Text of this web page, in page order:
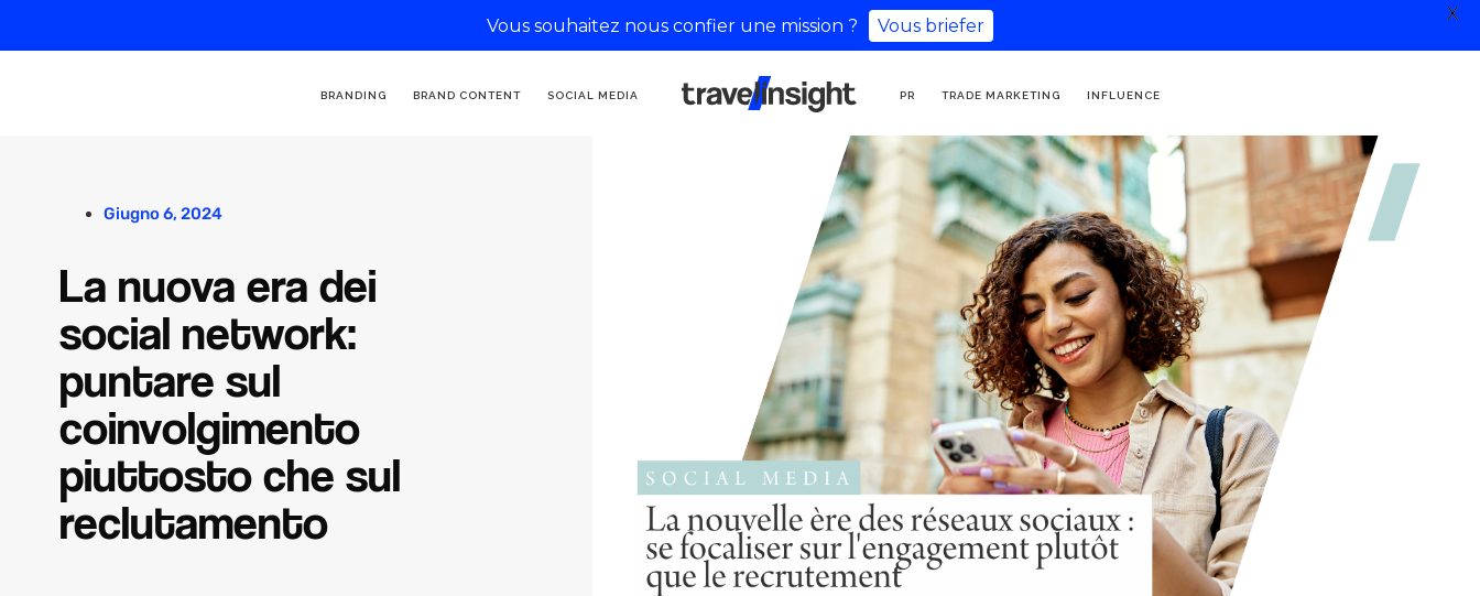
BRANDING BRAND CONTENT SOCIAL MEDIA
AGENZIA DI
COMUNICAZIONE
PR TRADE MARKETING INFLUENCE
Giugno 6, 2024
La nuova era dei
social network:
puntare sul
coinvolgimento
piuttosto che sul
reclutamento
Vous souhaitez nous confier une mission ? Vous briefer
X